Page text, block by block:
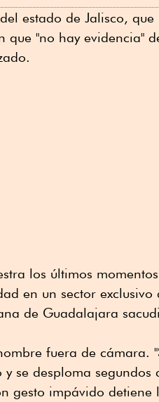
estado de Jalisco,
"no hay evidencia"
los últimos
en un sector exclusivo
de Guadalajara
fuera de cámara.
se desploma segundos
gesto impávido detiene